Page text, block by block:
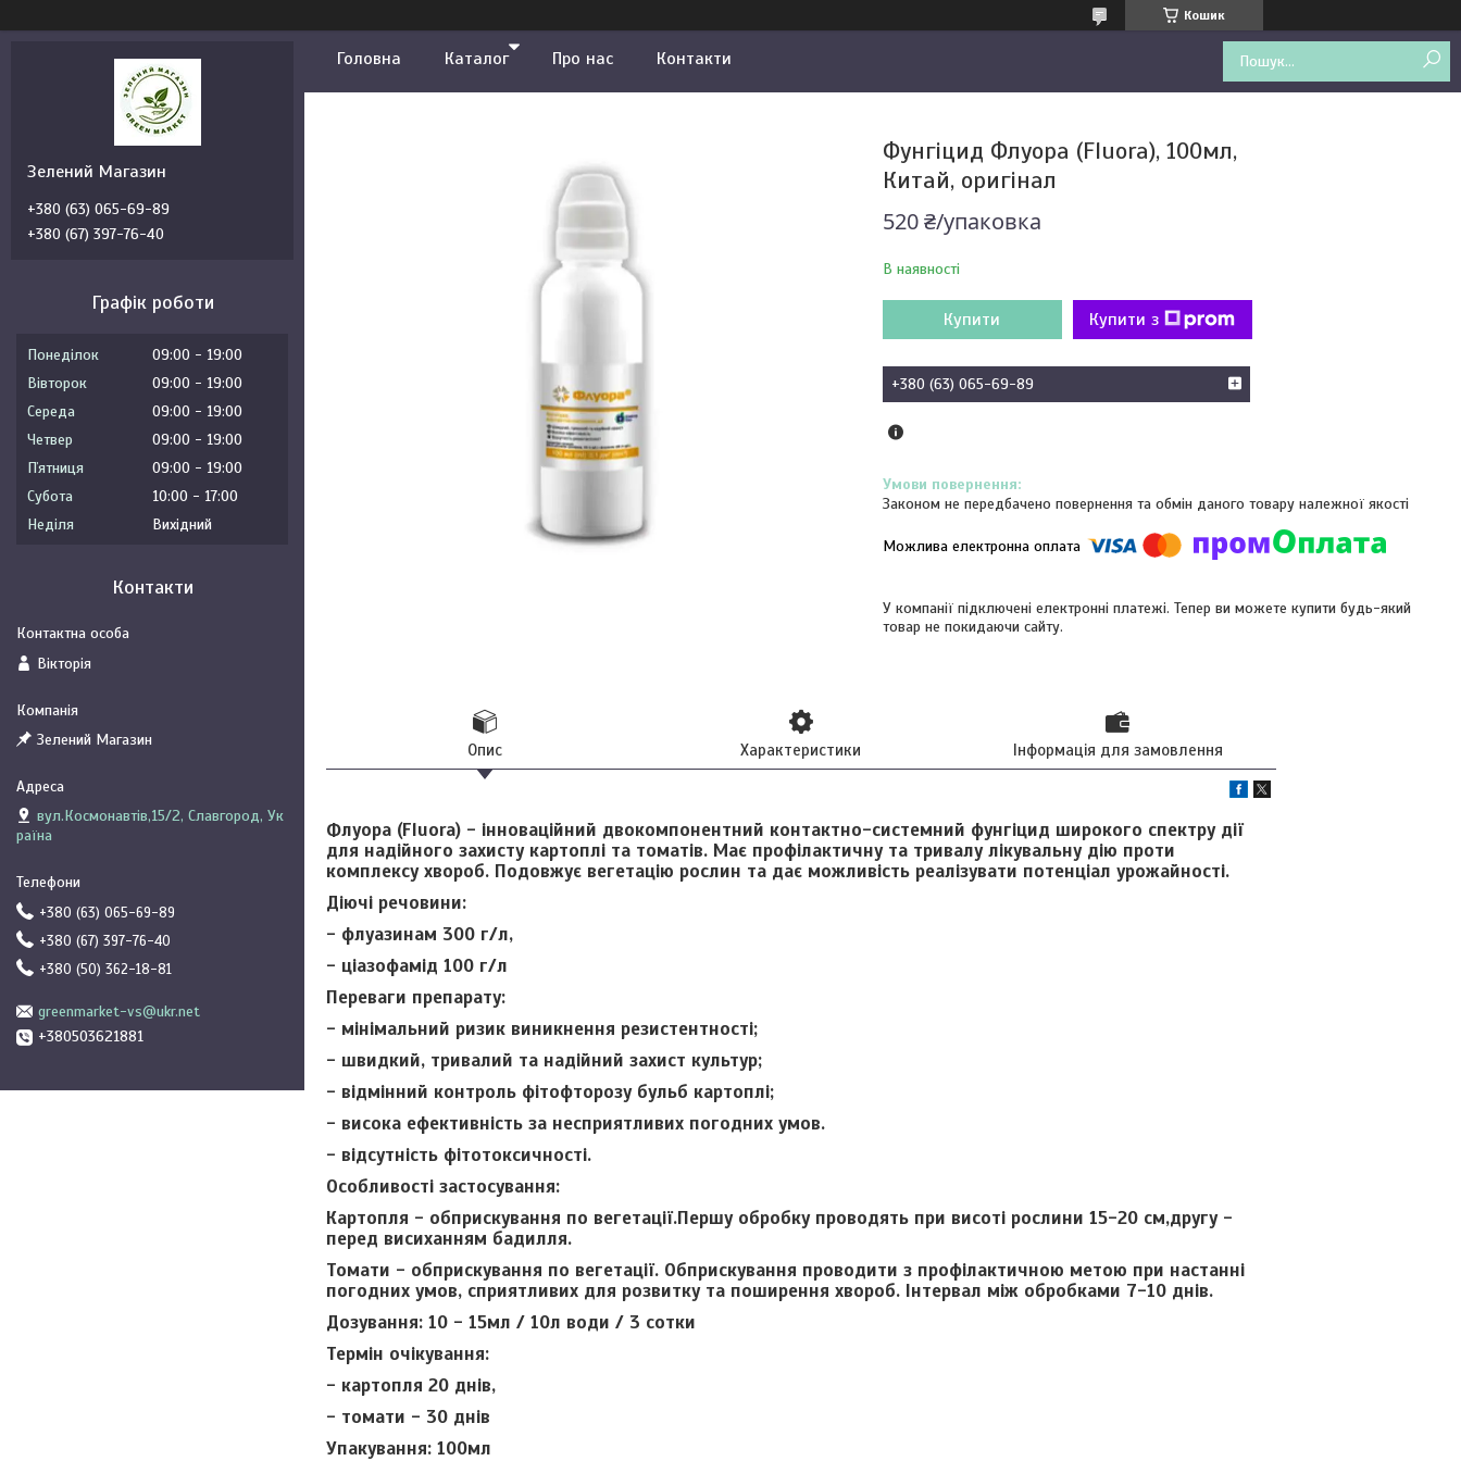
Кошик
Головна Каталог Про нас Контакти
Фунгіцид Флуора (Fluora), 100мл,
Китай, оригінал
520 ₴/упаковка
В наявності
Купити Купити з
+380 (63) 065-69-89
Законом не передбачено повернення та обмін даного товару належної якості
У компанії підключені електронні платежі. Тепер ви можете купити будь-який
товар не покидаючи сайту.
Опис Характеристики Інформація для замовлення
Флуора (Fluora) - інноваційний двокомпонентний контактно-системний фунгіцид широкого спектру дії
для надійного захисту картоплі та томатів. Має профілактичну та тривалу лікувальну дію проти
комплексу хвороб. Подовжує вегетацію рослин та дає можливість реалізувати потенціал урожайності.
Діючі речовини:
- флуазинам 300 г/л,
- ціазофамід 100 г/л
Переваги препарату:
- мінімальний ризик виникнення резистентності;
- швидкий, тривалий та надійний захист культур;
- відмінний контроль фітофторозу бульб картоплі;
- висока ефективність за несприятливих погодних умов.
- відсутність фітотоксичності.
Особливості застосування:
Картопля - обприскування по вегетації.Першу обробку проводять при висоті рослини 15-20 см,другу -
перед висиханням бадилля.
Томати - обприскування по вегетації. Обприскування проводити з профілактичною метою при настанні
погодних умов, сприятливих для розвитку та поширення хвороб. Інтервал між обробками 7-10 днів.
Дозування: 10 - 15мл / 10л води / 3 сотки
Термін очікування:
- картопля 20 днів,
- томати - 30 днів
Упакування: 100мл
Зелений Магазин
+380 (63) 065-69-89
+380 (67) 397-76-40
Графік роботи
Понеділок 09:00
19:00
Вівторок
09:00
19:00
Середа
09:00
19:00
Четвер
09:00
19:00
Пʼятниця
09:00
19:00
Субота
10:00
17:00
Неділя
Вихідний
Контакти
Вікторія
Зелений Магазин
вул.Космонавтів,15/2, Славгород, Ук
раїна
+380 (63) 065-69-89
+380 (67) 397-76-40
+380 (50) 362-18-81
greenmarket-vs@ukr.net
+380503621881